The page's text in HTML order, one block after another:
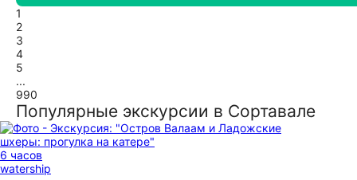
1
2
3
4
5
...
990
Популярные экскурсии в Сортавале
6 часов
watership